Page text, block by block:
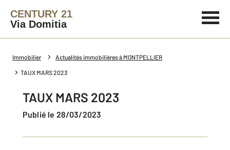
CENTURY 21
Via Domitia
Immobilier Actualités immobilières à MONTPELLIER
TAUX MARS 2023
TAUX MARS 2023
Publié le 28/03/2023